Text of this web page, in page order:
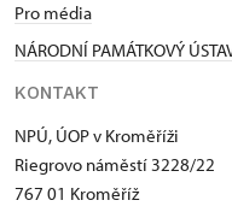
Pro média
NÁRODNÍ PAMÁTKOVÝ
KONTAKT
NPÚ, ÚOP v Kroměříži
Riegrovo náměstí 3228/22
767 01 Kroměříž